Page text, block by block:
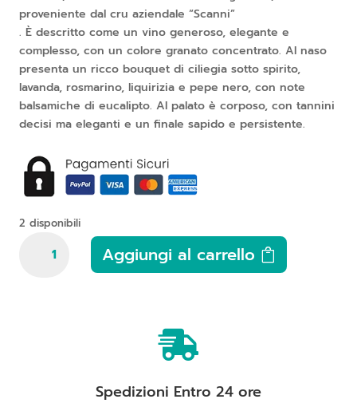
proveniente dal cru aziendale “Scanni”
. È descritto come un vino generoso, elegante e
complesso, con un colore granato concentrato. Al naso
presenta un ricco bouquet di ciliegia sotto spirito,
lavanda, rosmarino, liquirizia e pepe nero, con note
balsamiche di eucalipto. Al palato è corposo, con tannini
decisi ma eleganti e un finale sapido e persistente.
2 disponibili
Sangioveto
Aggiungi al carrello

Spedizioni Entro 24 ore